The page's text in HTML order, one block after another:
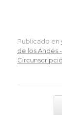
Publicado en
de los Andes